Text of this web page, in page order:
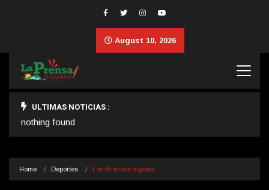
August 10, 2026
ULTIMAS NOTICIAS :
nothing found
Home Deportes Los Broncos siguen…